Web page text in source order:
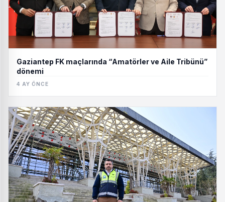
Gaziantep FK maçlarında “Amatörler ve Aile Tribünü”
dönemi
4 AY ÖNCE